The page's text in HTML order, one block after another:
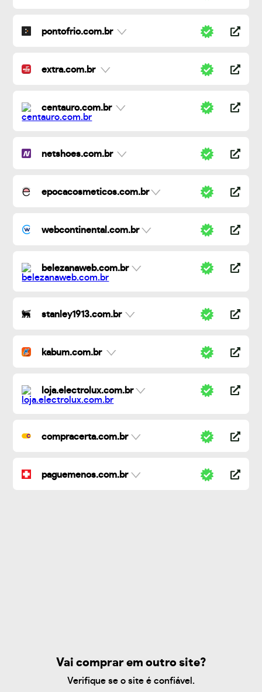
pontofrio.com.br
extra.com.br
centauro.com.br
netshoes.com.br
epocacosmeticos.com.br
webcontinental.com.br
belezanaweb.com.br
stanley1913.com.br
kabum.com.br
loja.electrolux.com.br
compracerta.com.br
paguemenos.com.br
Vai comprar em outro site?
Verifique se o site é confiável.